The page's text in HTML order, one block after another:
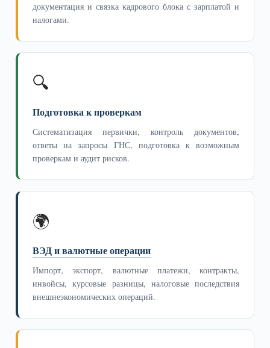
документация и связка кадрового блока с зарплатой и
налогами.
🔍
Подготовка к проверкам
Систематизация первички, контроль документов,
ответы на запросы ГНС, подготовка к возможным
проверкам и аудит рисков.
🌍
ВЭД и валютные операции
Импорт, экспорт, валютные платежи, контракты,
инвойсы, курсовые разницы, налоговые последствия
внешнеэкономических операций.